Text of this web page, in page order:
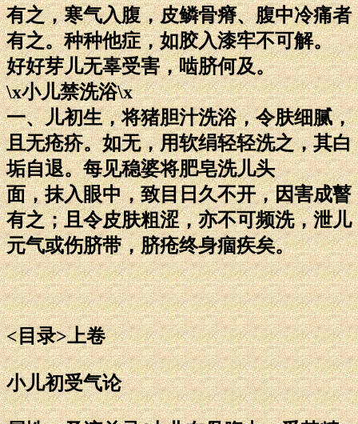
有之，寒气入腹，皮鳞骨瘠、腹中冷痛者
有之。种种他症，如胶入漆牢不可解。
好好芽儿无辜受害，啮脐何及。
\x小儿禁洗浴\x
一、儿初生，将猪胆汁洗浴，令肤细腻，
且无疮疥。如无，用软绢轻轻洗之，其白
垢自退。每见稳婆将肥皂洗儿头
面，抹入眼中，致目日久不开，因害成瞽
有之；且令皮肤粗涩，亦不可频洗，泄儿
元气或伤脐带，脐疮终身痼疾矣。
<目录>上卷
小儿初受气论